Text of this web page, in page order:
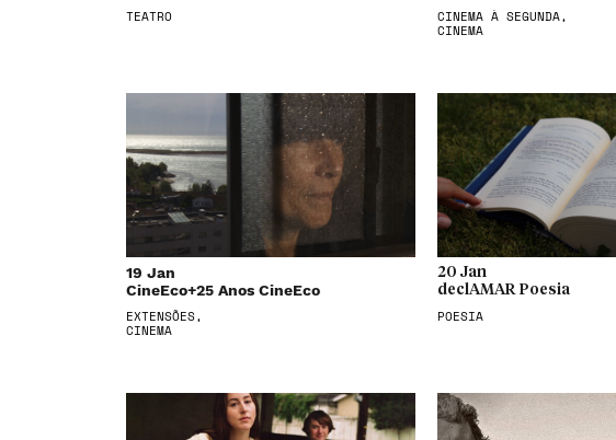
TEATRO
CINEMA À SEGUNDA,
CINEMA
19 Jan
CineEco+25 Anos CineEco
EXTENSÕES,
CINEMA
20 Jan
declAMAR Poesia
POESIA